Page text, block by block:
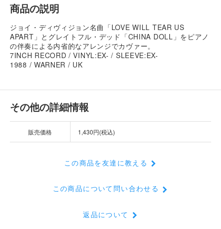
商品の説明
ジョイ・ディヴィジョン名曲「LOVE WILL TEAR US
APART」とグレイトフル・デッド「CHINA DOLL」をピアノ
の伴奏による内省的なアレンジでカヴァー。
7INCH RECORD / VINYL:EX- / SLEEVE:EX-
1988 / WARNER / UK
その他の詳細情報
販売価格 1,430円(税込)
この商品を友達に教える
この商品について問い合わせる
返品について